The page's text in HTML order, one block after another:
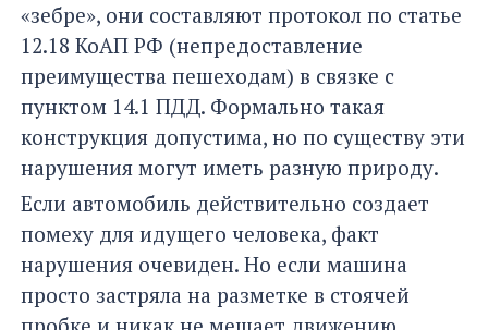
«зебре», они составляют протокол по статье
12.18 КоАП РФ (непредоставление
преимущества пешеходам) в связке с
пунктом 14.1 ПДД. Формально такая
конструкция допустима, но по существу эти
нарушения могут иметь разную природу.
Если автомобиль действительно создает
помеху для идущего человека, факт
нарушения очевиден. Но если машина
просто застряла на разметке в стоячей